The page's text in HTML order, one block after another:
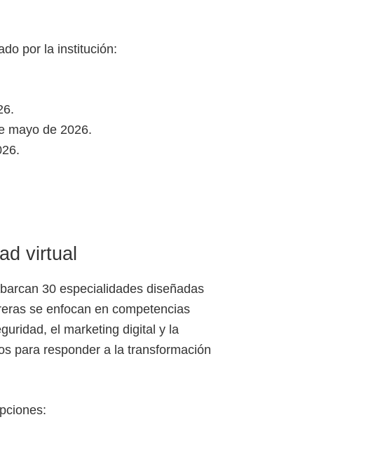
por la institución:
mayo de 2026.
virtual
30 especialidades diseñadas
se enfocan en competencias
el marketing digital y la
para responder a la transformación